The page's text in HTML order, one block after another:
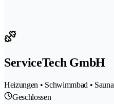
ServiceTech GmbH
Heizungen • Schwimmbad • Sauna
Geschlossen